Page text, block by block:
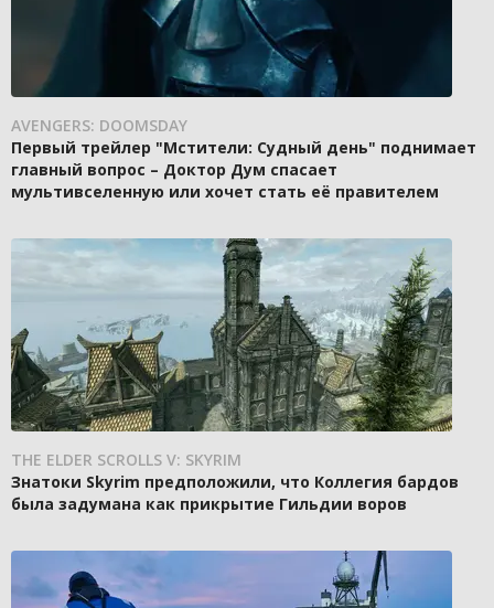
AVENGERS: DOOMSDAY
Первый трейлер "Мстители: Судный день" поднимает
главный вопрос – Доктор Дум спасает
мультивселенную или хочет стать её правителем
THE ELDER SCROLLS V: SKYRIM
Знатоки Skyrim предположили, что Коллегия бардов
была задумана как прикрытие Гильдии воров